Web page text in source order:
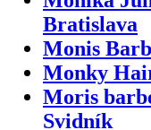
Bratislava
Monis
Monky
Moris
Svidník